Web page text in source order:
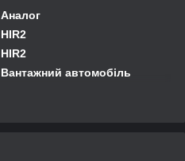
Аналог
HIR2
HIR2
Вантажний автомобіль